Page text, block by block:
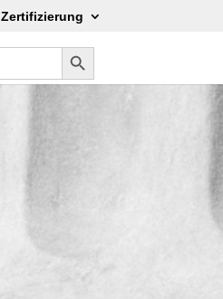
Zertifizierung
Search Button